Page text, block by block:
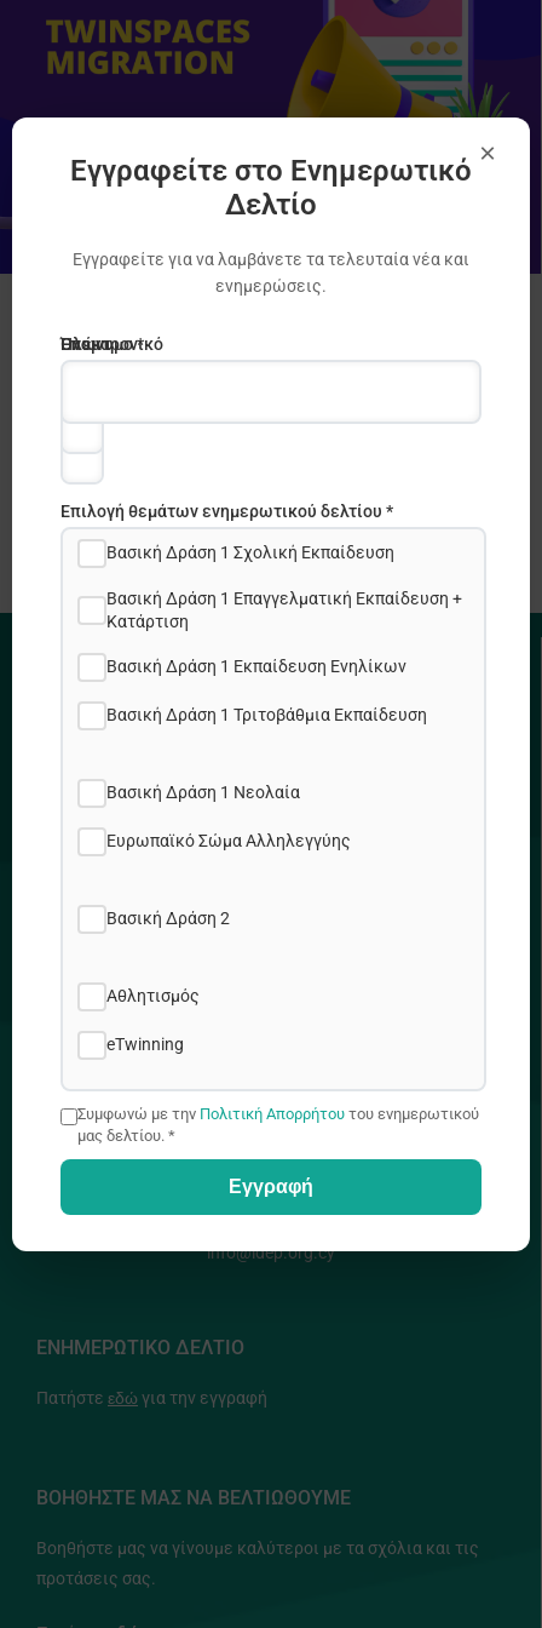
Πλατφόρμα Σχολικής Εκπαίδευσης
ΧΡΗΣΙΜΟΙ ΣΥΝΔΕΣΜΟΙ
Πολιτική Απορρήτου
Χάρτης Ιστοτόπου
Θέσεις εργασίας
ΔΙΕΥΘΥΝΣΗ
Προδρόμου & Δημητρακοπούλου 2, 1090 Λ/σια
info@idep.org.cy
ΕΝΗΜΕΡΩΤΙΚΟ ΔΕΛΤΙΟ
Πατήστε εδώ για την εγγραφή
ΒΟΗΘΗΣΤΕ ΜΑΣ ΝΑ ΒΕΛΤΙΩΘΟΥΜΕ
Βοηθήστε μας να γίνουμε καλύτεροι με τα σχόλια και τις
προτάσεις σας.
×
Εγγραφείτε στο Ενημερωτικό
Δελτίο
Εγγραφείτε για να λαμβάνετε τα τελευταία νέα και
ενημερώσεις.
Ηλεκτρονικό
Όνομα
Επώνυμο *
Επιλογή θεμάτων ενημερωτικού δελτίου *
Βασική Δράση 1 Σχολική Εκπαίδευση
Βασική Δράση 1 Επαγγελματική Εκπαίδευση +
Κατάρτιση
Βασική Δράση 1 Εκπαίδευση Ενηλίκων
Βασική Δράση 1 Τριτοβάθμια Εκπαίδευση
Βασική Δράση 1 Νεολαία
Ευρωπαϊκό Σώμα Αλληλεγγύης
Βασική Δράση 2
Αθλητισμός
eTwinning
Συμφωνώ με την Πολιτική Απορρήτου του ενημερωτικού
μας δελτίου. *
Εγγραφή